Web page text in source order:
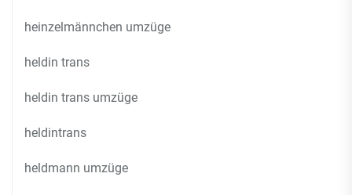
heinzelmännchen umzüge
heldin trans
heldin trans umzüge
heldintrans
heldmann umzüge